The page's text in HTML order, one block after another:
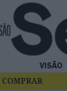
VISÃO
COMPRAR